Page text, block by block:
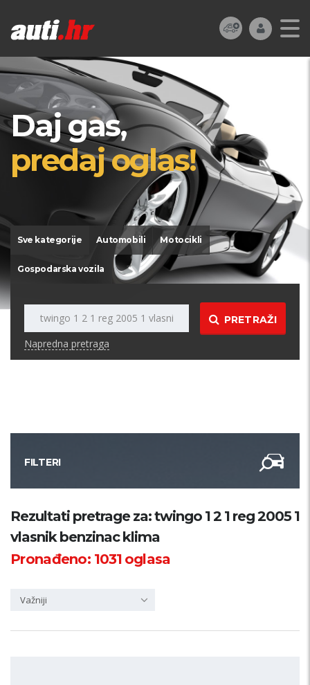
Daj gas,
predaj oglas!
Sve kategorije Automobili Motocikli
Gospodarska vozila
PRETRAŽI
Napredna pretraga
FILTERI
Kategorija
Županija
Rezultati pretrage za: twingo 1 2 1 reg 2005 1
vlasnik benzinac klima
Pronađeno: 1031oglasa
Važniji